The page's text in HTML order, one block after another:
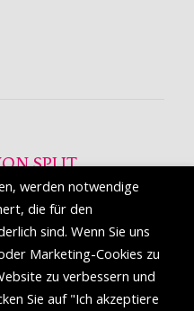
SPLIT
Einkaufsziel mit
einer Reihe von
Mal in Split erscheinen.
werden notwendige
die für den
sind. Wenn Sie uns
Marketing-Cookies zu
zu verbessern und
Sie auf "Ich akzeptiere